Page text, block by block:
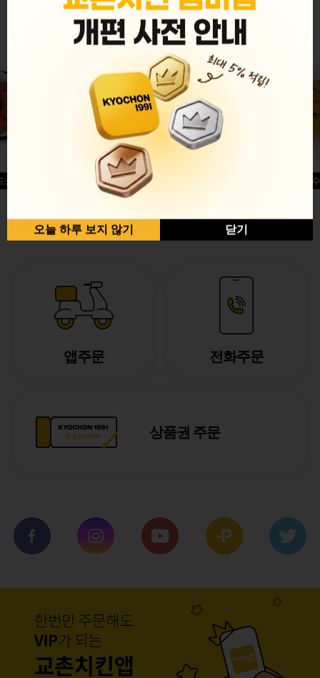
MENU
글윙
반반순살[레드+허니]
허니옥
앱주문 전화주문
상품권 주문
오늘 하루 보지 않기 닫기